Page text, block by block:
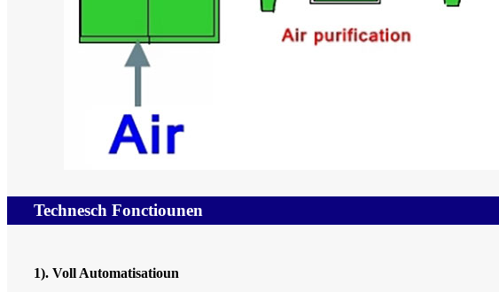
Technesch Fonctiounen
1). Voll Automatisatioun